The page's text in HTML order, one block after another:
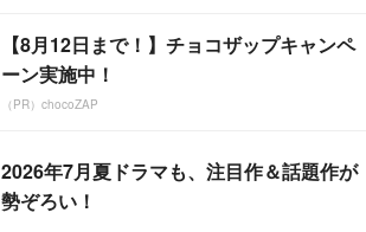
【8月12日まで！】チョコザップキャンペ
ーン実施中！
（PR）chocoZAP
2026年7月夏ドラマも、注目作＆話題作が
勢ぞろい！